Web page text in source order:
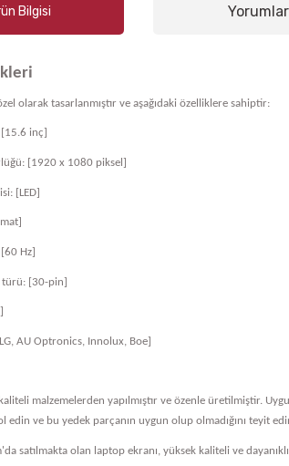
Bilgisi Yorumlar
olarak tasarlanmıştır ve aşağıdaki özelliklere sahiptir:
inç]
[1920 x 1080 piksel]
[LED]
[60 Hz]
türü: [30-pin]
AU Optronics, Innolux, Boe]
malzemelerden yapılmıştır ve özenle üretilmiştir.
edin ve bu yedek parçanın uygun olup olmadığını teyit
satılmakta olan laptop ekranı, yüksek kaliteli ve